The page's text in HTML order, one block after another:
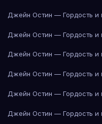
Джейн Остин — Гордость и
Джейн Остин — Гордость и
Джейн Остин — Гордость и
Джейн Остин — Гордость и
Джейн Остин — Гордость и
Джейн Остин — Гордость и